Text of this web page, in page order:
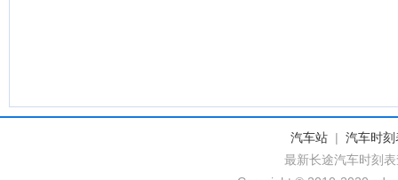
汽车站 | 汽车时刻
最新长途汽车时刻